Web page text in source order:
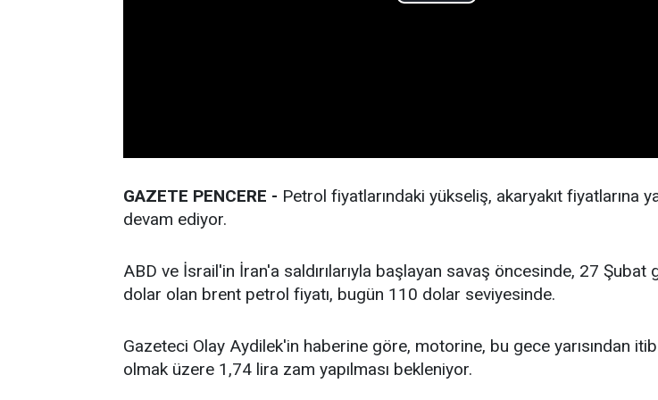
GAZETE PENCERE - Petrol fiyatlarındaki yükseliş, akaryakıt fiyatlarına
devam ediyor.
ABD ve İsrail'in İran'a saldırılarıyla başlayan savaş öncesinde, 27 Şubat
dolar olan brent petrol fiyatı, bugün 110 dolar seviyesinde.
Gazeteci Olay Aydilek'in haberine göre, motorine, bu gece yarısından
olmak üzere 1,74 lira zam yapılması bekleniyor.